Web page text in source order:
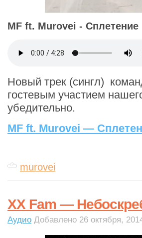
MF ft. Murovei - Сплетение
Новый трек (сингл)
гостевым участием
убедительно.
MF ft. Murovei —
murovei
XX Fam —
Аудио Добавлено 26 октября,